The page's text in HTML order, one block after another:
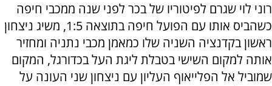
רוני לוי שגרם לפיטוריו של בכר לפני שנה ממכבי חיפה
כשהביס אותו עם הפועל חיפה בתוצאה 1:5, משיג ניצחון
ראשון בקדנציה השניה שלו כמאמן מכבי נתניה ומחזיר
אותה למקום השישי בטבלת ליגת העל בכדורגל, המקום
שמוביל אל הפלייאוף העליון עם ניצחון שני העונה על